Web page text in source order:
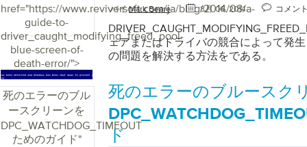
href="https://www.reviversoft.com/ja/blog/2014/08/a-
guide-to-
driver_caught_modifying_freed_pool-
blue-screen-of-
death-error/">
バイMark Beare 8月 06, 2014 コメン
ェアまたはドライバの競合によって発
の問題を解決する方法をである。
死のエラーのブル
ースクリーンを
DPC_WATCHDOG_TIMEOUT
ためのガイド"
死のエラーのブルースク
ド